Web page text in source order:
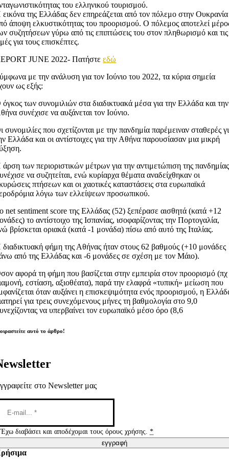
του ελληνικού τουρισμού.
της Ελλάδας δεν επηρεάζεται από τον πόλεμο στην Ουκρανία
άποψη ελκυστικότητας του προορισμού. Ο πόλεμος αποτελεί
συζητήσεων γύρω από τις επιπτώσεις του στον πληθωρισμό και τις
για τους επισκέπτες.
JUNE 2022- Πατήστεεδώ
με την ανάλυση για τον Iούνιο του 2022, τα κύρια σημεία
ως εξής:
των συνομιλιών στα διαδικτυακά μέσα για την Ελλάδα και την
συνέχισε να αυξάνεται τον Ιούνιο.
συνομιλίες που σχετίζονται με την πανδημία παρέμειναν σταθερές
Ελλάδα και οι αντίστοιχες για την Αθήνα παρουσίασαν μια μικρή
των περιοριστικών μέτρων για την αντιμετώπιση της πανδημίας
να συζητείται, ενώ κυρίαρχα θέματα αναδείχθηκαν οι
πτήσεων και οι χαοτικές καταστάσεις στα ευρωπαϊκά
λόγω των ελλείψεων προσωπικού.
net sentiment score της Ελλάδας (52) ξεπέρασε αισθητά (κατά +12
το αντίστοιχο της Ισπανίας, ισοφαρίζοντας την Πορτογαλία,
βρίσκεται οριακά (κατά -1 μονάδα) πίσω από αυτό της Ιταλίας.
φήμη της Αθήνας ήταν στους 62 βαθμούς (+10 μονάδες
από της Ελλάδας και -6 μονάδες σε σχέση με τον Μάιο).
αφορά τη φήμη που βασίζεται στην εμπειρία στον προορισμό (πχ
εστίαση, αξιοθέατα), παρά την ελαφρά «τυπική» μείωση που
όταν αυξάνει η επισκεψιμότητα ενός προορισμού, η
για τρεις συνεχόμενους μήνες τη βαθμολογία στο 9,0
να υπερβαίνει τον ευρωπαϊκό μέσο όρο (8,6
αυτό το άρθρο!
στο Newsletter μας
Έχω διαβάσει και αποδέχομαι τους όρους χρήσης.*
εγγραφή